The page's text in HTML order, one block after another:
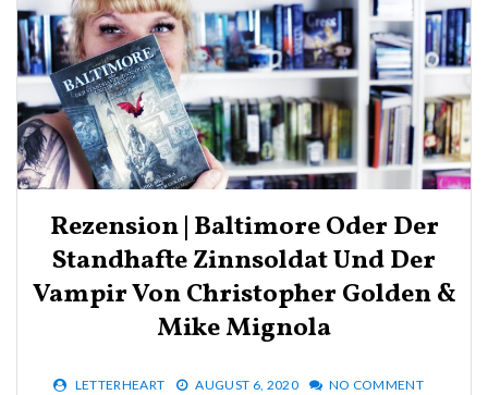
Rezension | Baltimore Oder Der
Standhafte Zinnsoldat Und Der
Vampir Von Christopher Golden &
Mike Mignola
LETTERHEART AUGUST 6, 2020 NO COMMENT